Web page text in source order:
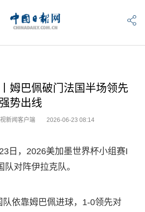
姆巴佩破门法国半场领先
势出线
新闻客户端 2026-06-23 08:14
日，2026美加墨世界杯小组赛I
对阵伊拉克队。
队依靠姆巴佩进球，1-0领先对